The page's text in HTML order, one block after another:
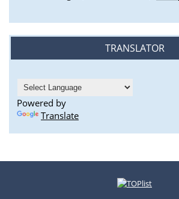
TRANSLATOR
Powered by
Translate